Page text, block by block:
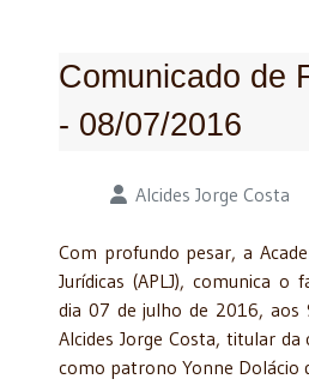
Comunicado de
- 08/07/2016
Detalhes Alcides Jorge Costa
Com profundo pesar, a
Jurídicas (APLJ), comunica
dia 07 de julho de 2016,
Alcides Jorge Costa, titular da
como patrono Yonne Dolácio